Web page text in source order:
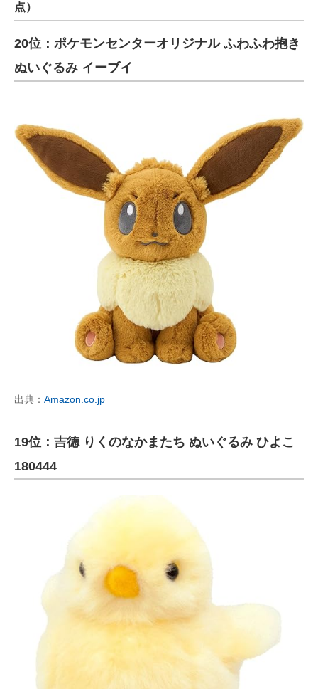
点）
20位：ポケモンセンターオリジナル ふわふわ抱き
ぬいぐるみ イーブイ
出典： Amazon.co.jp
19位：吉徳 りくのなかまたち ぬいぐるみ ひよこ
180444